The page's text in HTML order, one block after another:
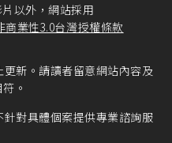
以外，網站採用
商業性3.0台灣授權條款
新。請讀者留意網站內容及
。
對具體個案提供專業諮詢服